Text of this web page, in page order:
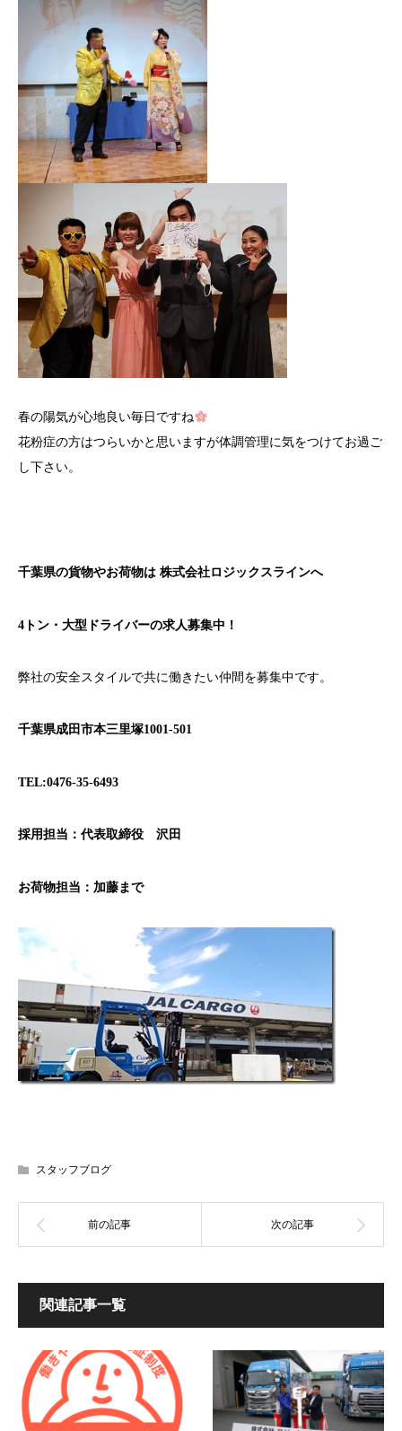
春の陽気が心地良い毎日ですね
花粉症の方はつらいかと思いますが体調管理に気をつけてお過ご
し下さい。
千葉県の貨物やお荷物は 株式会社ロジックスラインへ
4トン・大型ドライバーの求人募集中！
弊社の安全スタイルで共に働きたい仲間を募集中です。
千葉県成田市本三里塚1001-501
TEL:0476-35-6493
採用担当：代表取締役 沢田
お荷物担当：加藤まで
スタッフブログ
関連記事一覧